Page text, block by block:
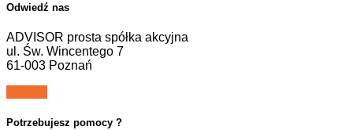
Odwiedź nas
ADVISOR prosta spółka akcyjna
ul. Św. Wincentego 7
61-003 Poznań
Potrzebujesz pomocy ?